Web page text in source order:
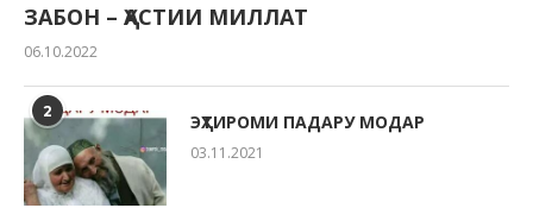
ЗАБОН – ҲАСТИИ МИЛЛАТ
06.10.2022
2 ЭҲТИРОМИ ПАДАРУ МОДАР
03.11.2021